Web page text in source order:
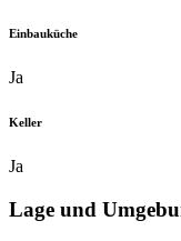
Einbauküche
Ja
Keller
Ja
Lage und